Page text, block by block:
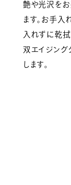
艶や光沢を
ます。お手入
入れずに乾
双エイジング
します。